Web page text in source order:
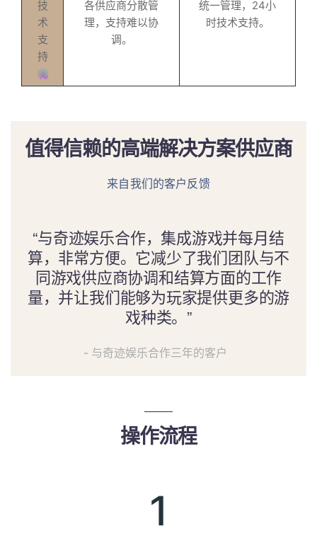
技
术
支
持
各供应商分散管
理，支持难以协
调。
统一管理，24小
时技术支持。
值得信赖的高端解决方案供应商
来自我们的客户反馈
“与奇迹娱乐合作，集成游戏并每月结
算，非常方便。它减少了我们团队与不
同游戏供应商协调和结算方面的工作
量，并让我们能够为玩家提供更多的游
戏种类。”
- 与奇迹娱乐合作三年的客户
操作流程
1